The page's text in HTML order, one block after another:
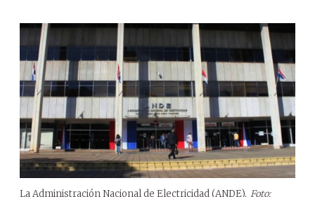
La Administración Nacional de Electricidad (ANDE). Foto: